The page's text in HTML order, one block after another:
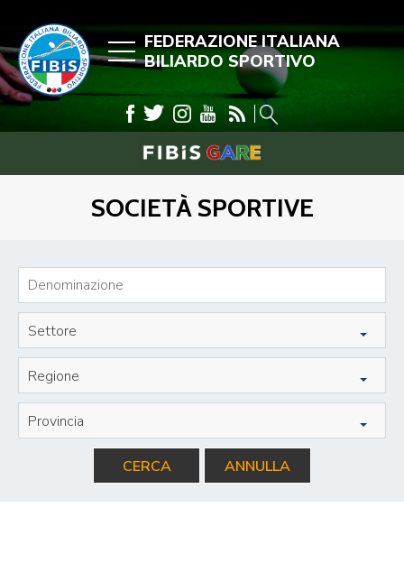
FEDERAZIONE ITALIANA
BILIARDO SPORTIVO
SOCIETÀ SPORTIVE
Settore
Regione
Provincia
CERCA ANNULLA